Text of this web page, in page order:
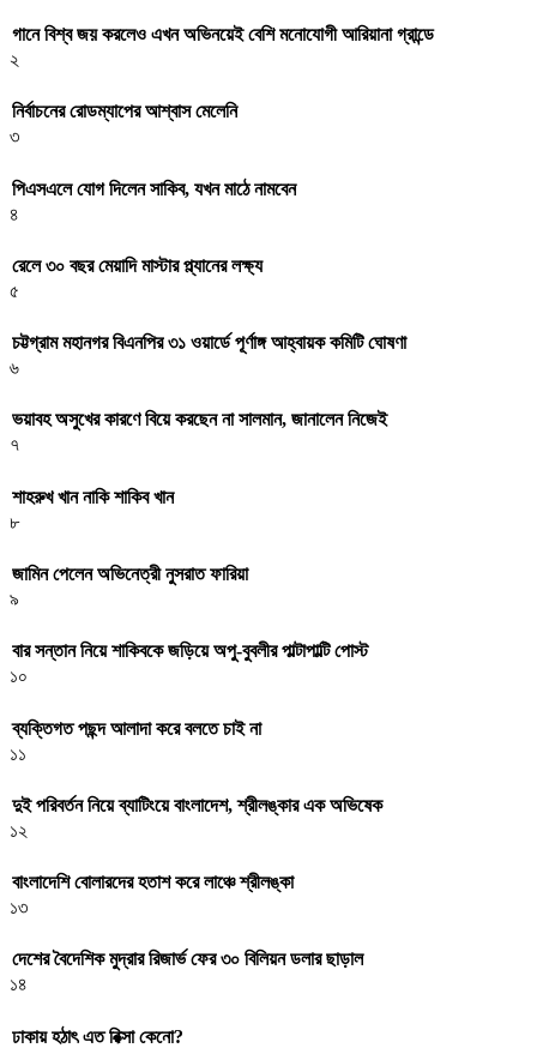
গানে বিশ্ব জয় করলেও এখন অভিনয়েই বেশি মনোযোগী আরিয়ানা গ্রান্ডে
২
নির্বাচনের রোডম্যাপের আশ্বাস মেলেনি
৩
পিএসএলে যোগ দিলেন সাকিব, যখন মাঠে নামবেন
৪
রেলে ৩০ বছর মেয়াদি মাস্টার প্ল্যানের লক্ষ্য
৫
চট্টগ্রাম মহানগর বিএনপির ৩১ ওয়ার্ডে পূর্ণাঙ্গ আহ্বায়ক কমিটি ঘোষণা
৬
ভয়াবহ অসুখের কারণে বিয়ে করছেন না সালমান, জানালেন নিজেই
৭
শাহরুখ খান নাকি শাকিব খান
৮
জামিন পেলেন অভিনেত্রী নুসরাত ফারিয়া
৯
বার সন্তান নিয়ে শাকিবকে জড়িয়ে অপু-বুবলীর পাল্টাপাল্টি পোস্ট
১০
ব্যক্তিগত পছন্দ আলাদা করে বলতে চাই না
১১
দুই পরিবর্তন নিয়ে ব্যাটিংয়ে বাংলাদেশ, শ্রীলঙ্কার এক অভিষেক
১২
বাংলাদেশি বোলারদের হতাশ করে লাঞ্চে শ্রীলঙ্কা
১৩
দেশের বৈদেশিক মুদ্রার রিজার্ভ ফের ৩০ বিলিয়ন ডলার ছাড়াল
১৪
ঢাকায় হঠাৎ এত রিক্সা কেনো?